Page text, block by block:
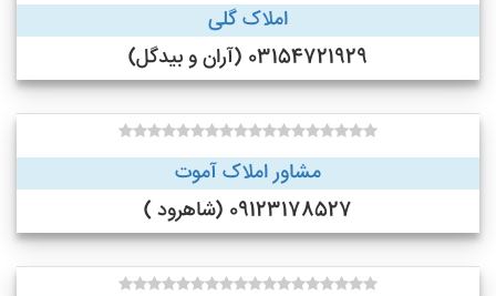
املاک گلی
03154721929 (آران و بیدگل)
مشاور املاک آموت
09123178527 (شاهرود )